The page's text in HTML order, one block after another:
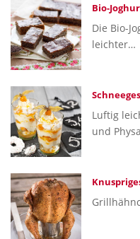
Bio-
Die Bio-
leichter…
Luftig
und